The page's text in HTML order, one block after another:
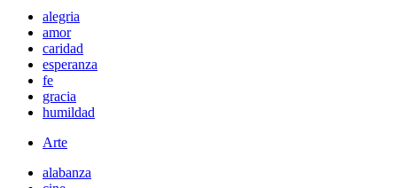
alegria
amor
caridad
esperanza
fe
gracia
humildad
Arte
alabanza